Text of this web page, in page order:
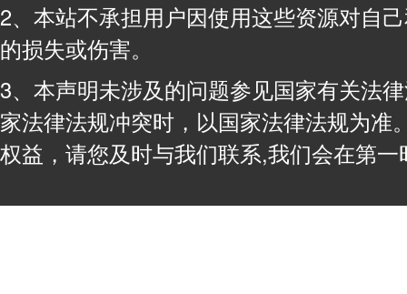
2、本站不承担用户因使用这些资源对自
的损失或伤害。
3、本声明未涉及的问题参见国家有关法
家法律法规冲突时，以国家法律法规为准
权益，请您及时与我们联系,我们会在第